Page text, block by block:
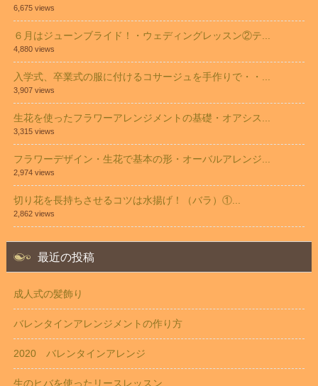
6,675 views
６月はジューンブライド！・ウェディングレッスン②テ...
4,880 views
入学式、卒業式の服に付けるコサージュを手作りで・・...
3,907 views
生花を使ったフラワーアレンジメントの基礎・オアシス...
3,315 views
フラワーデザイン・生花で基本の形・オーバルアレンジ...
2,974 views
切り花を長持ちさせるコツは水揚げ！（バラ）①...
2,862 views
最近の投稿
成人式の髪飾り
バレンタインアレンジメントの作り方
2020 バレンタインアレンジ
生のヒバを使ったリースレッスン